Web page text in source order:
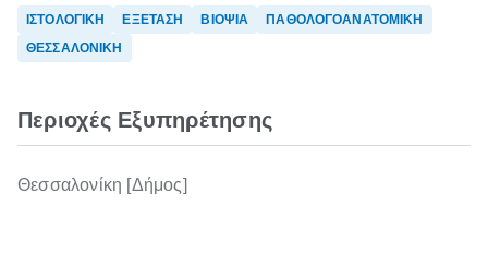
ΙΣΤΟΛΟΓΙΚΗ ΕΞΕΤΑΣΗ ΒΙΟΨΙΑ
ΠΑΘΟΛΟΓΟΑΝΑΤΟΜΙΚΗ
ΘΕΣΣΑΛΟΝΙΚΗ
Περιοχές Εξυπηρέτησης
Θεσσαλονίκη [Δήμος]